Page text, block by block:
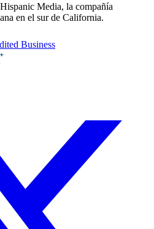
Media, la compañía
en el sur de California.
Business